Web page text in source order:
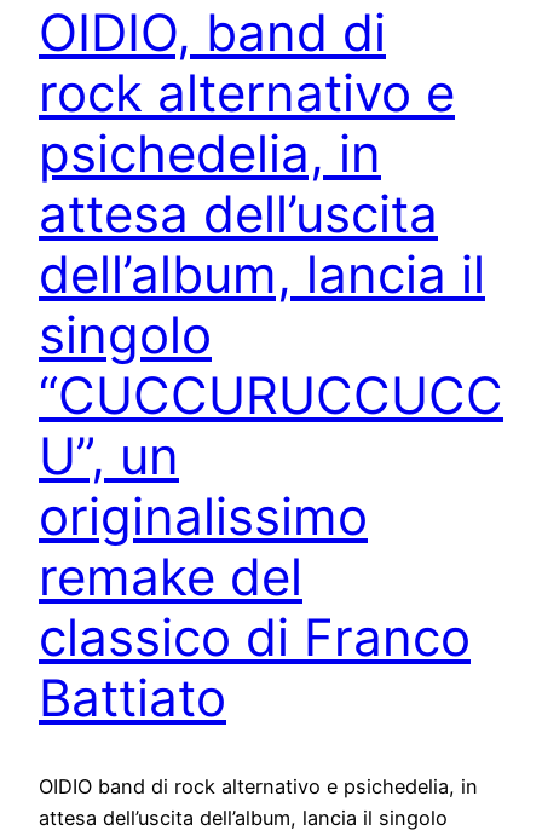
OIDIO, band di
rock alternativo e
psichedelia, in
attesa dell’uscita
dell’album, lancia il
singolo
“CUCCURUCCUCC
U”, un
originalissimo
remake del
classico di Franco
Battiato
OIDIO band di rock alternativo e psichedelia, in
attesa dell’uscita dell’album, lancia il singolo